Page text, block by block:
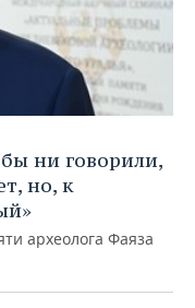
ни говорили,
но, к
археолога Фаяза